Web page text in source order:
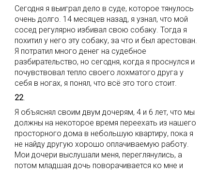
Сегодня я выиграл дело в суде, которое тянулось
очень долго. 14 месяцев назад, я узнал, что мой
сосед регулярно избивал свою собаку. Тогда я
похитил у него эту собаку, за что и был арестован.
Я потратил много денег на судебное
разбирательство, но сегодня, когда я проснулся и
почувствовал тепло своего лохматого друга у
себя в ногах, я понял, что всё это того стоит.
22.
Я объяснял своим двум дочерям, 4 и 6 лет, что мы
должны на некоторое время переехать из нашего
просторного дома в небольшую квартиру, пока я
не найду другую хорошо оплачиваемую работу.
Мои дочери выслушали меня, переглянулись, а
потом младшая дочь поворачивается ко мне и